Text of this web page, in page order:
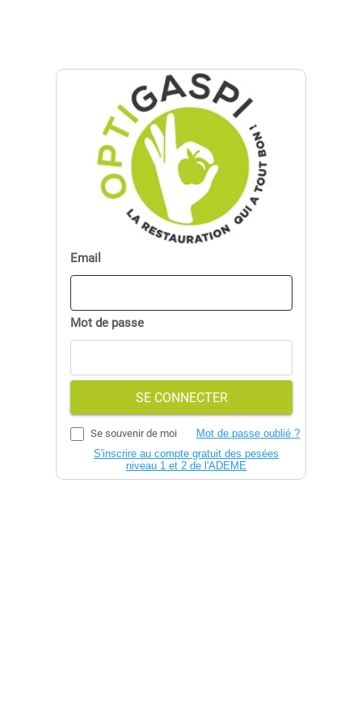
Email
Mot de passe
SE CONNECTER
Se souvenir de moi
Mot de passe oublié ?
S'inscrire au compte gratuit des pesées
niveau 1 et 2 de l'ADEME